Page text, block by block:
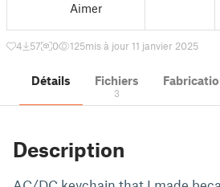
Aimer
4 57 0 125mis à jour 11 janvier 2025
Détails Fichiers
3
Description